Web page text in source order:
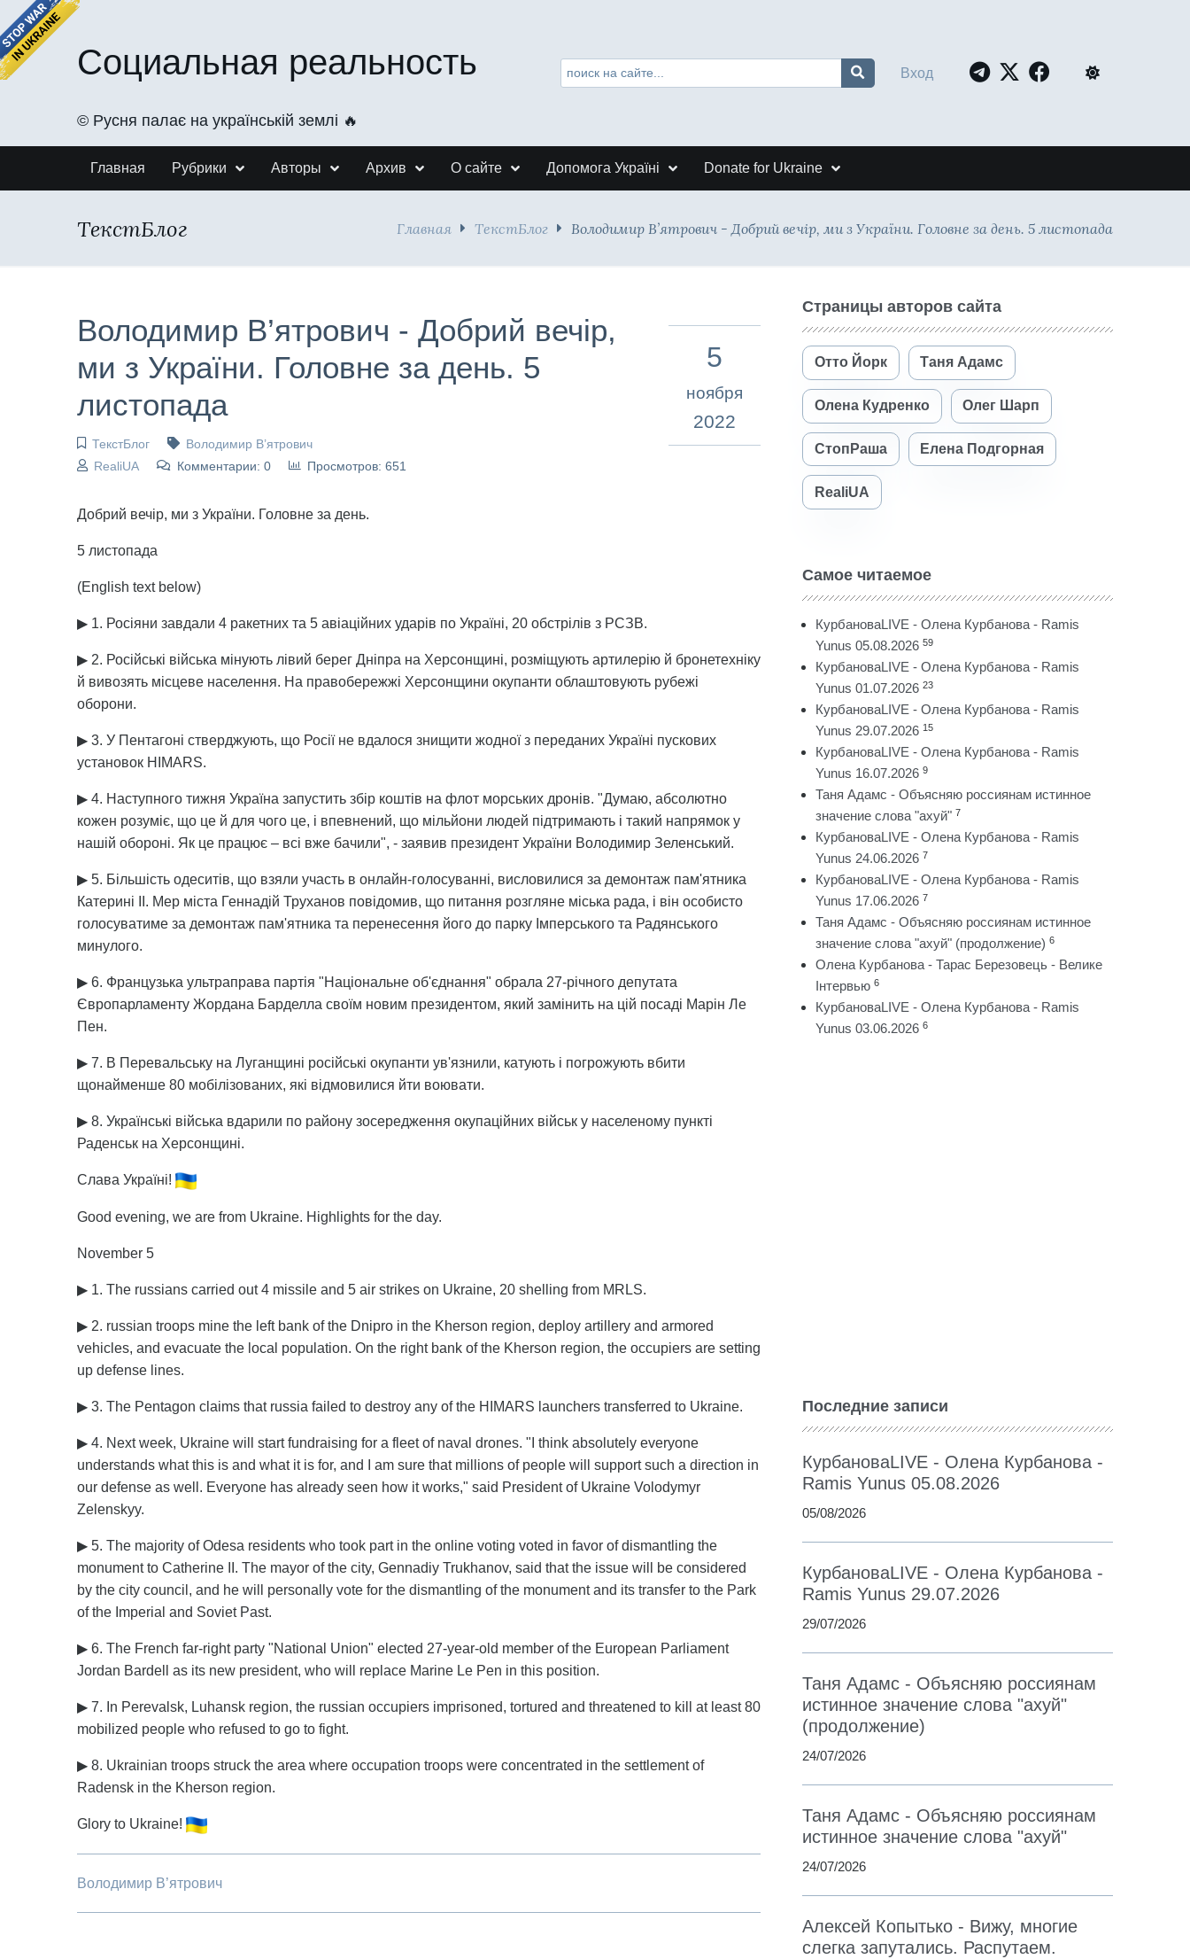
Социальная реальность
©️ Русня палає на українській землі 🔥
Вход
Главная Рубрики Авторы Архив О сайте Допомога Україні Donate for Ukraine
ТекстБлог Главная ТекстБлог Володимир В’ятрович - Добрий вечір, ми з України. Головне за день. 5 листопада
Володимир В’ятрович - Добрий вечір,
ми з України. Головне за день. 5
листопада
ТекстБлог
Володимир В’ятрович
RealiUA
Комментарии: 0 Просмотров: 651
5
ноября
2022
Добрий вечір, ми з України. Головне за день.
5 листопада
(English text below)
▶ 1. Росіяни завдали 4 ракетних та 5 авіаційних ударів по Україні, 20 обстрілів з РСЗВ.
▶ 2. Російські війська мінують лівий берег Дніпра на Херсонщині, розміщують артилерію й бронетехніку
й вивозять місцеве населення. На правобережжі Херсонщини окупанти облаштовують рубежі
оборони.
▶ 3. У Пентагоні стверджують, що Росії не вдалося знищити жодної з переданих Україні пускових
установок HIMARS.
▶ 4. Наступного тижня Україна запустить збір коштів на флот морських дронів. "Думаю, абсолютно
кожен розуміє, що це й для чого це, і впевнений, що мільйони людей підтримають і такий напрямок у
нашій обороні. Як це працює – всі вже бачили", - заявив президент України Володимир Зеленський.
▶ 5. Більшість одеситів, що взяли участь в онлайн-голосуванні, висловилися за демонтаж пам'ятника
Катерині ІІ. Мер міста Геннадій Труханов повідомив, що питання розгляне міська рада, і він особисто
голосуватиме за демонтаж пам'ятника та перенесення його до парку Імперського та Радянського
минулого.
▶ 6. Французька ультраправа партія "Національне об'єднання" обрала 27-річного депутата
Європарламенту Жордана Барделла своїм новим президентом, який замінить на цій посаді Марін Ле
Пен.
▶ 7. В Перевальську на Луганщині російські окупанти ув'язнили, катують і погрожують вбити
щонайменше 80 мобілізованих, які відмовилися йти воювати.
▶ 8. Українські війська вдарили по району зосередження окупаційних військ у населеному пункті
Раденськ на Херсонщині.
Слава Україні!
Good evening, we are from Ukraine. Highlights for the day.
November 5
▶ 1. The russians carried out 4 missile and 5 air strikes on Ukraine, 20 shelling from MRLS.
▶ 2. russian troops mine the left bank of the Dnipro in the Kherson region, deploy artillery and armored
vehicles, and evacuate the local population. On the right bank of the Kherson region, the occupiers are setting
up defense lines.
▶ 3. The Pentagon claims that russia failed to destroy any of the HIMARS launchers transferred to Ukraine.
▶ 4. Next week, Ukraine will start fundraising for a fleet of naval drones. "I think absolutely everyone
understands what this is and what it is for, and I am sure that millions of people will support such a direction in
our defense as well. Everyone has already seen how it works," said President of Ukraine Volodymyr
Zelenskyy.
▶ 5. The majority of Odesa residents who took part in the online voting voted in favor of dismantling the
monument to Catherine II. The mayor of the city, Gennadiy Trukhanov, said that the issue will be considered
by the city council, and he will personally vote for the dismantling of the monument and its transfer to the Park
of the Imperial and Soviet Past.
▶ 6. The French far-right party "National Union" elected 27-year-old member of the European Parliament
Jordan Bardell as its new president, who will replace Marine Le Pen in this position.
▶ 7. In Perevalsk, Luhansk region, the russian occupiers imprisoned, tortured and threatened to kill at least 80
mobilized people who refused to go to fight.
▶ 8. Ukrainian troops struck the area where occupation troops were concentrated in the settlement of
Radensk in the Kherson region.
Glory to Ukraine!
Володимир В’ятрович
Страницы авторов сайта
Отто Йорк Таня Адамс
Олена Кудренко Олег Шарп
СтопРаша Елена Подгорная
RealiUA
Самое читаемое
КурбановаLIVE - Олена Курбанова - Ramis
Yunus 05.08.2026 59
КурбановаLIVE - Олена Курбанова - Ramis
Yunus 01.07.2026 23
КурбановаLIVE - Олена Курбанова - Ramis
Yunus 29.07.2026 15
КурбановаLIVE - Олена Курбанова - Ramis
Yunus 16.07.2026 9
Таня Адамс - Объясняю россиянам истинное
значение слова "ахуй" 7
КурбановаLIVE - Олена Курбанова - Ramis
Yunus 24.06.2026 7
КурбановаLIVE - Олена Курбанова - Ramis
Yunus 17.06.2026 7
Таня Адамс - Объясняю россиянам истинное
значение слова "ахуй" (продолжение) 6
Олена Курбанова - Тарас Березовець - Велике
Інтервью 6
КурбановаLIVE - Олена Курбанова - Ramis
Yunus 03.06.2026 6
Последние записи
КурбановаLIVE - Олена Курбанова -
Ramis Yunus 05.08.2026
05/08/2026
КурбановаLIVE - Олена Курбанова -
Ramis Yunus 29.07.2026
29/07/2026
Таня Адамс - Объясняю россиянам
истинное значение слова "ахуй"
(продолжение)
24/07/2026
Таня Адамс - Объясняю россиянам
истинное значение слова "ахуй"
24/07/2026
Алексей Копытько - Вижу, многие
слегка запутались. Распутаем.